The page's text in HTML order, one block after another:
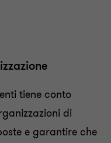
tiene conto
di
e garantire che